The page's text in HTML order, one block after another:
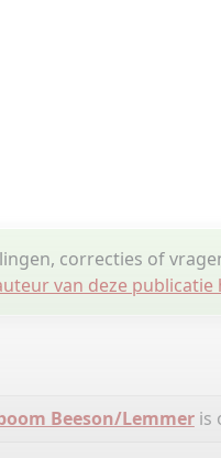
correcties of
van deze
Beeson/Lemmeris